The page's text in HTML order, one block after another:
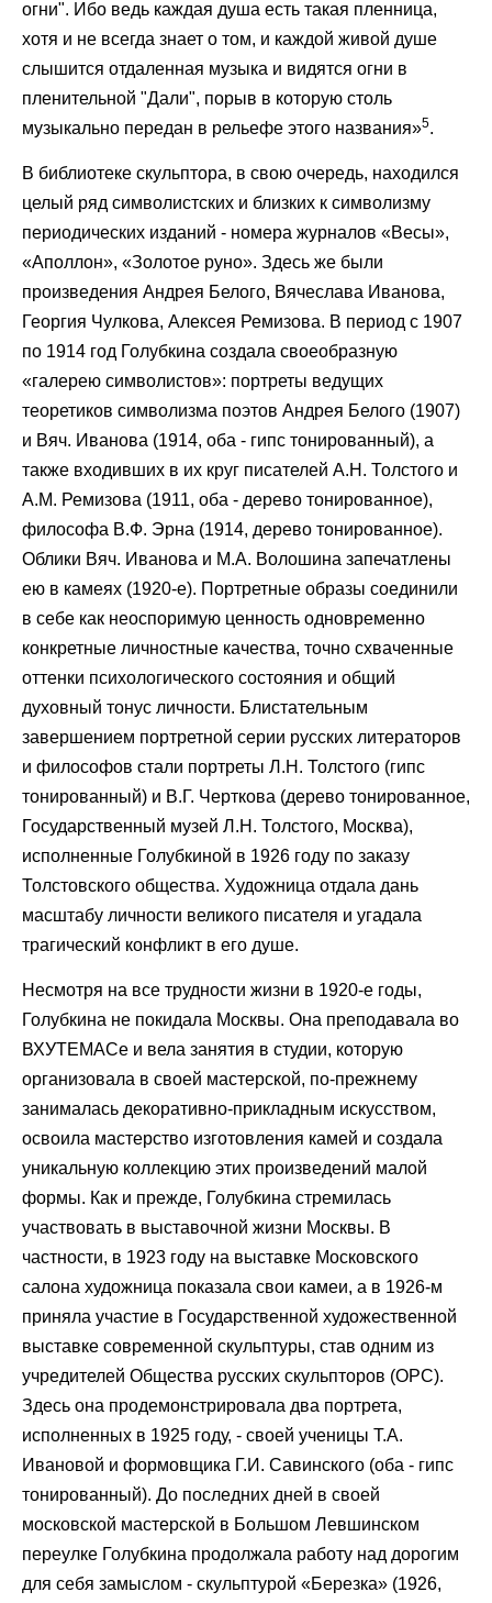
огни". Ибо ведь каждая душа есть такая пленница,
хотя и не всегда знает о том, и каждой живой душе
слышится отдаленная музыка и видятся огни в
пленительной "Дали", порыв в которую столь
музыкально передан в рельефе этого названия»5.
В библиотеке скульптора, в свою очередь, находился
целый ряд символистских и близких к символизму
периодических изданий - номера журналов «Весы»,
«Аполлон», «Золотое руно». Здесь же были
произведения Андрея Белого, Вячеслава Иванова,
Георгия Чулкова, Алексея Ремизова. В период с 1907
по 1914 год Голубкина создала своеобразную
«галерею символистов»: портреты ведущих
теоретиков символизма поэтов Андрея Белого (1907)
и Вяч. Иванова (1914, оба - гипс тонированный), а
также входивших в их круг писателей А.Н. Толстого и
А.М. Ремизова (1911, оба - дерево тонированное),
философа В.Ф. Эрна (1914, дерево тонированное).
Облики Вяч. Иванова и М.А. Волошина запечатлены
ею в камеях (1920-е). Портретные образы соединили
в себе как неоспоримую ценность одновременно
конкретные личностные качества, точно схваченные
оттенки психологического состояния и общий
духовный тонус личности. Блистательным
завершением портретной серии русских литераторов
и философов стали портреты Л.Н. Толстого (гипс
тонированный) и В.Г. Черткова (дерево тонированное,
Государственный музей Л.Н. Толстого, Москва),
исполненные Голубкиной в 1926 году по заказу
Толстовского общества. Художница отдала дань
масштабу личности великого писателя и угадала
трагический конфликт в его душе.
Несмотря на все трудности жизни в 1920-е годы,
Голубкина не покидала Москвы. Она преподавала во
ВХУТЕМАСе и вела занятия в студии, которую
организовала в своей мастерской, по-прежнему
занималась декоративно-прикладным искусством,
освоила мастерство изготовления камей и создала
уникальную коллекцию этих произведений малой
формы. Как и прежде, Голубкина стремилась
участвовать в выставочной жизни Москвы. В
частности, в 1923 году на выставке Московского
салона художница показала свои камеи, а в 1926-м
приняла участие в Государственной художественной
выставке современной скульптуры, став одним из
учредителей Общества русских скульпторов (ОРС).
Здесь она продемонстрировала два портрета,
исполненных в 1925 году, - своей ученицы Т.А.
Ивановой и формовщика Г.И. Савинского (оба - гипс
тонированный). До последних дней в своей
московской мастерской в Большом Левшинском
переулке Голубкина продолжала работу над дорогим
для себя замыслом - скульптурой «Березка» (1926,